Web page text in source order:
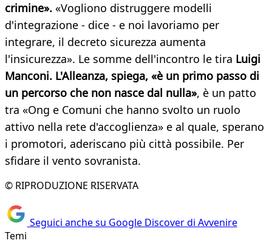
crimine». «Vogliono distruggere modelli
d'integrazione - dice - e noi lavoriamo per
integrare, il decreto sicurezza aumenta
l'insicurezza». Le somme dell'incontro le tira Luigi
Manconi. L'Alleanza, spiega, «è un primo passo di
un percorso che non nasce dal nulla», è un patto
tra «Ong e Comuni che hanno svolto un ruolo
attivo nella rete d'accoglienza» e al quale, sperano
i promotori, aderiscano più città possibile. Per
sfidare il vento sovranista.
© RIPRODUZIONE RISERVATA
Seguici anche su Google Discover di Avvenire
Temi